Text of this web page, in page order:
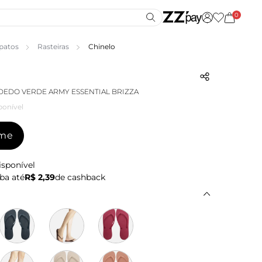
0
Rasteiras Chinelo
VERDE ARMY ESSENTIAL BRIZZA
atéR$ 2,39de cashback